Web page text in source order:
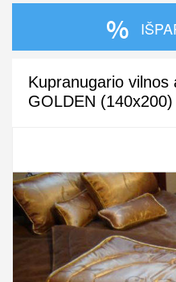
Kupranugario vilnos
GOLDEN (140x200)